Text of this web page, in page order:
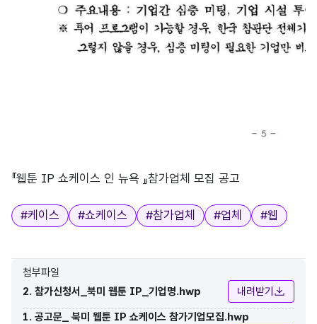
『웹툰 IP 쇼케이스 인 뉴욕 』참가업체 모집 공고
태그
#케이스 #쇼케이스 #참가업체 #업체 #웹
첨부파일
2. 참가신청서_북미 웹툰 IP_기업명.hwp
내려받기
1. 공고문_ 북미 웹툰 IP 쇼케이스 참가기업모집.hwp